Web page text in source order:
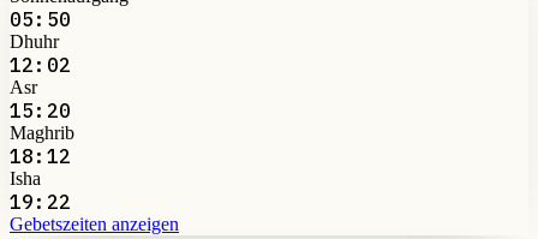
05:50
Dhuhr
12:02
Asr
15:20
Maghrib
18:12
Isha
19:22
Gebetszeiten anzeigen